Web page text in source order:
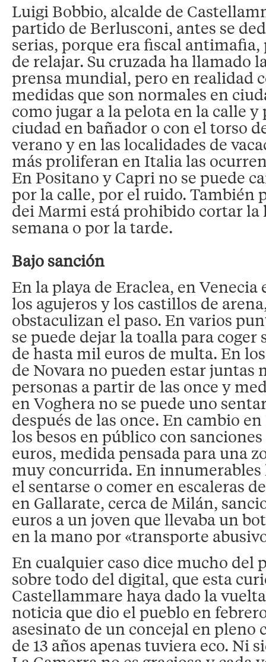
Luigi Bobbio, alcalde de
partido de Berlusconi, antes se
serias, porque era fiscal antimafia,
de relajar. Su cruzada ha llamado
prensa mundial, pero en realidad
medidas que son normales en
como jugar a la pelota en la calle y
ciudad en bañador o con el torso
verano y en las localidades de
más proliferan en Italia las
En Positano y Capri no se puede
por la calle, por el ruido. También
dei Marmi está prohibido cortar la
semana o por la tarde.
Bajo sanción
En la playa de Eraclea, en
los agujeros y los castillos de
obstaculizan el paso. En varios
se puede dejar la toalla para coger
de hasta mil euros de multa. En
de Novara no pueden estar juntas
personas a partir de las once y
en Voghera no se puede uno
después de las once. En cambio
los besos en público con
euros, medida pensada para una
muy concurrida. En innumerables
el sentarse o comer en escaleras
en Gallarate, cerca de Milán,
euros a un joven que llevaba un
en la mano por «transporte
En cualquier caso dice mucho del
sobre todo del digital, que esta
Castellammare haya dado la
noticia que dio el pueblo en
asesinato de un concejal en pleno
de 13 años apenas tuviera eco. Ni